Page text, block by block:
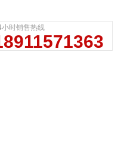
小时销售热线